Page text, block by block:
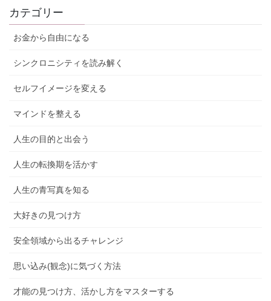
カテゴリー
お金から自由になる
シンクロニシティを読み解く
セルフイメージを変える
マインドを整える
人生の目的と出会う
人生の転換期を活かす
人生の青写真を知る
大好きの見つけ方
安全領域から出るチャレンジ
思い込み(観念)に気づく方法
才能の見つけ方、活かし方をマスターする